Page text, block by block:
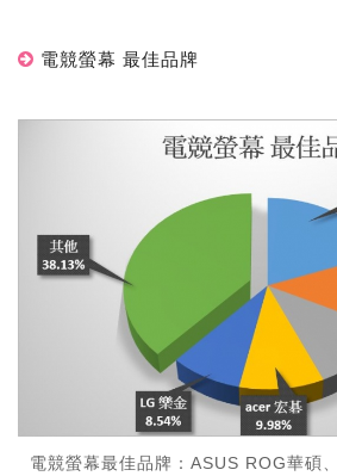
電競螢幕 最佳品牌
電競螢幕最佳品牌：ASUS ROG華碩